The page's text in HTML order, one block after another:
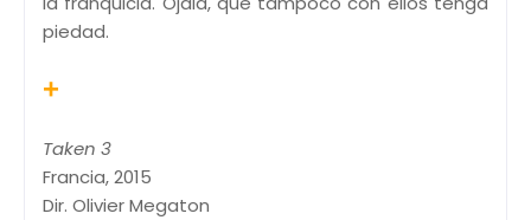
piedad.
+
Taken 3
Francia, 2015
Dir. Olivier Megaton